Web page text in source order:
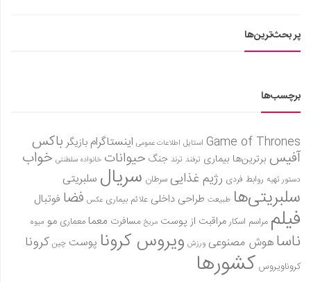
پر بحث‌ترین‌ها
برچسب‌ها
Game of Thrones استایل اطلاعات عمومی اینستاگرام بازیگر باکس
آفیس برترین‌ها بیماری ترفند ترند جنگ حیوانات خانواده سلطنتی خواب
دستور تهیه روابط فردی رژیم غذاییسرطان سریال سلبریتی
سلبریتی‌ها طبیعت طراحی داخلی علائم بیماری عکس فضا فوتبال
فیلم مراسم اسکارمراقبت از پوست مریخ مسافرت معمامعماری مو میوه
ناساهوش مصنوعی ورزش ویروس کرونا پوست چین کرونا
کروناویروس کشورها